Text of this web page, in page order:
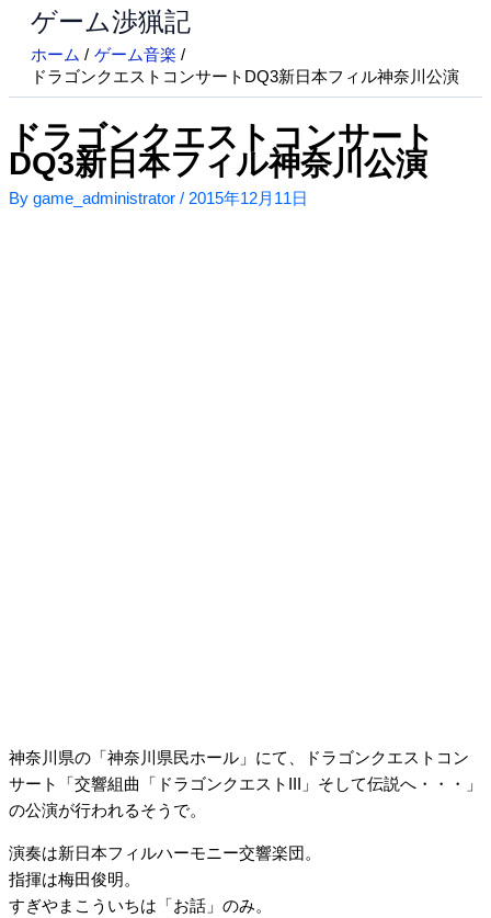
ス
キ
ッ
プ
ゲーム渉猟記
ホーム
ゲーム音楽
ドラゴンクエストコンサートDQ3新日本フィル神奈川公演
ドラゴンクエストコンサート
DQ3新日本フィル神奈川公演
By game_administrator / 2015年12月11日
神奈川県の「神奈川県民ホール」にて、ドラゴンクエストコン
サート「交響組曲「ドラゴンクエストIII」そして伝説へ・・・」
の公演が行われるそうで。
演奏は新日本フィルハーモニー交響楽団。
指揮は梅田俊明。
すぎやまこういちは「お話」のみ。